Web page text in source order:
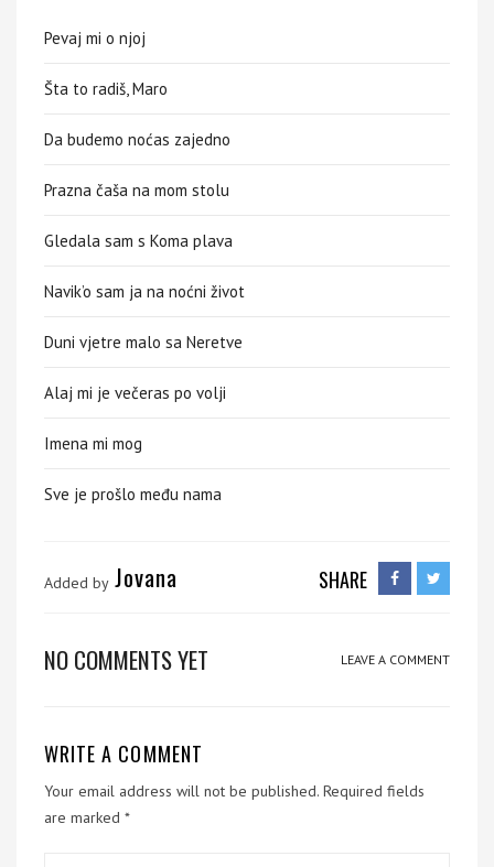
Pevaj mi o njoj
Šta to radiš, Maro
Da budemo noćas zajedno
Prazna čaša na mom stolu
Gledala sam s Koma plava
Navik’o sam ja na noćni život
Duni vjetre malo sa Neretve
Alaj mi je večeras po volji
Imena mi mog
Sve je prošlo među nama
Added by Jovana SHARE
NO COMMENTS YET LEAVE A COMMENT
WRITE A COMMENT
Your email address will not be published. Required fields
are marked *